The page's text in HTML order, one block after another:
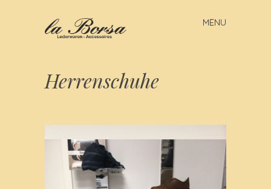
MENU
Skip to content
Herrenschuhe